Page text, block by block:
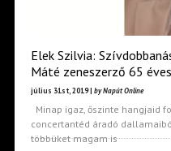
Elek Szilvia:
Máté zeneszerző 65 éves
július 31st, 2019 | by Napút Online
Minap igaz, őszinte hangjaid
concertantéd áradó
többüket magam is